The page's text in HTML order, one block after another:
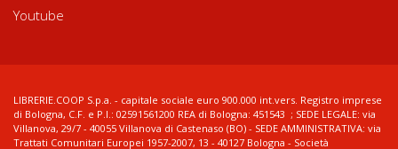
Youtube
LIBRERIE.COOP S.p.a. - capitale sociale euro 900.000 int.vers. Registro imprese
di Bologna, C.F. e P.I.: 02591561200 REA di Bologna: 451543 ; SEDE LEGALE: via
Villanova, 29/7 - 40055 Villanova di Castenaso (BO) - SEDE AMMINISTRATIVA: via
Trattati Comunitari Europei 1957-2007, 13 - 40127 Bologna - Società